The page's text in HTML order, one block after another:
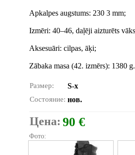
Apkalpes augstums: 230 3 mm;
Izmēri: 40–46, daļēji aizturēts
Aksesuāri: cilpas, āķi;
Zābaka masa (42. izmērs): 1380 g.
Размер: S-x
Состояние: нов.
Цена: 90 €
Фото: